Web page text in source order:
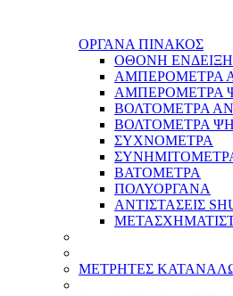
ΟΡΓΑΝΑ ΠΙΝΑΚΟΣ
ΟΘΟΝΗ
ΑΜΠΕΡΟΜΕΤΡΑ
ΑΜΠΕΡΟΜΕΤΡΑ
ΒΟΛΤΟΜΕΤΡΑ
ΒΟΛΤΟΜΕΤΡΑ
ΣΥΧΝΟΜΕΤΡΑ
ΒΑΤΟΜΕΤΡΑ
ΠΟΛΥΟΡΓΑΝΑ
ΑΝΤΙΣΤΑΣΕΙΣ
ΜΕΤΡΗΤΕΣ